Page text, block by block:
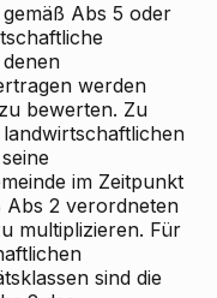
Abs 5 oder
werden
bewerten. Zu
im Zeitpunkt
Abs 2 verordneten
multiplizieren. Für
sind die